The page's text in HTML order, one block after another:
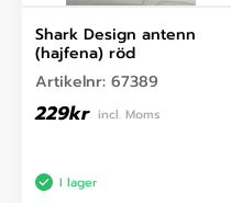
Shark Design antenn
(hajfena) röd
Artikelnr: 67389
229kr incl. Moms
I lager